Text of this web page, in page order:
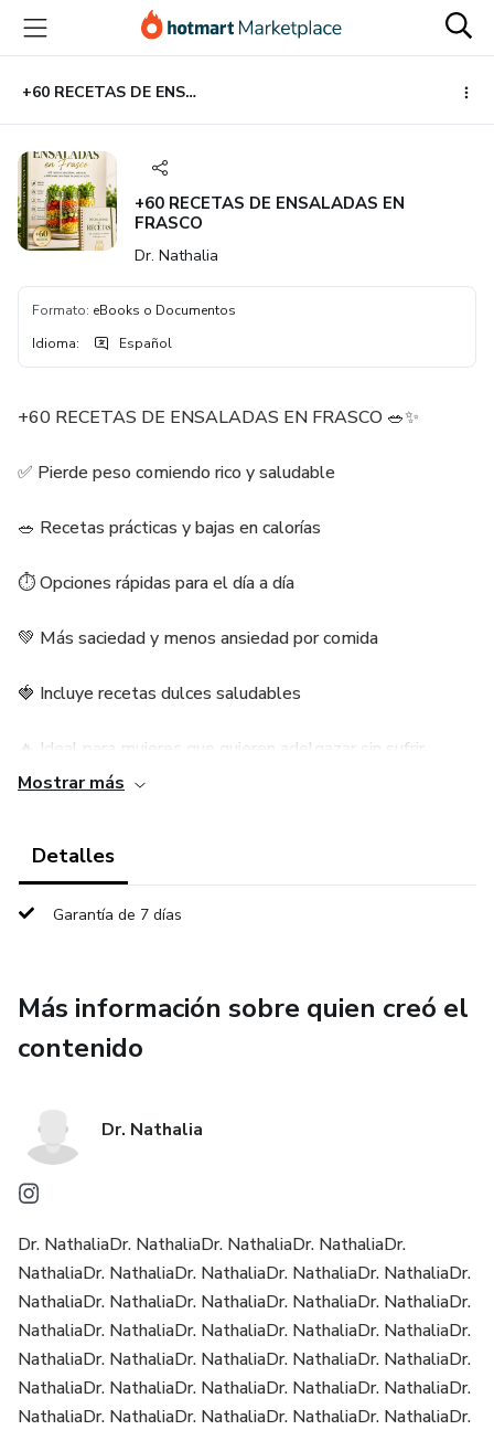
principal
página
de
página
+60 RECETAS DE ENSALADAS EN FRASCO
+60 RECETAS DE ENSALADAS EN
FRASCO
Dr. Nathalia
Formato: eBooks o Documentos
Idioma: Español
+60 RECETAS DE ENSALADAS EN FRASCO 🥗✨
✅ Pierde peso comiendo rico y saludable
🥗 Recetas prácticas y bajas en calorías
⏱️ Opciones rápidas para el día a día
💚 Más saciedad y menos ansiedad por comida
🍓 Incluye recetas dulces saludables
🔥 Ideal para mujeres que quieren adelgazar sin sufrir
Mostrar más
Detalles
Garantía de 7 días
Más información sobre quien creó el
contenido
Dr. Nathalia
Dr. NathaliaDr. NathaliaDr. NathaliaDr. NathaliaDr.
NathaliaDr. NathaliaDr. NathaliaDr. NathaliaDr. NathaliaDr.
NathaliaDr. NathaliaDr. NathaliaDr. NathaliaDr. NathaliaDr.
NathaliaDr. NathaliaDr. NathaliaDr. NathaliaDr. NathaliaDr.
NathaliaDr. NathaliaDr. NathaliaDr. NathaliaDr. NathaliaDr.
NathaliaDr. NathaliaDr. NathaliaDr. NathaliaDr. NathaliaDr.
NathaliaDr. NathaliaDr. NathaliaDr. NathaliaDr. NathaliaDr.